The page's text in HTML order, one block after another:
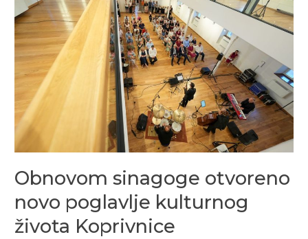
Obnovom sinagoge otvoreno
novo poglavlje kulturnog
života Koprivnice
otvoreno
novo
poglavlje
kulturnog
života
Koprivnice